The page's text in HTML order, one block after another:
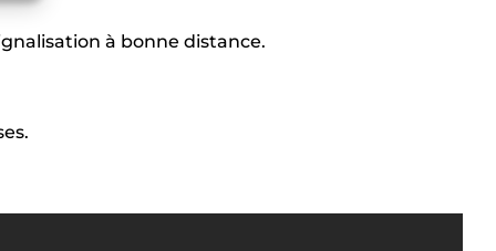
à bonne distance.